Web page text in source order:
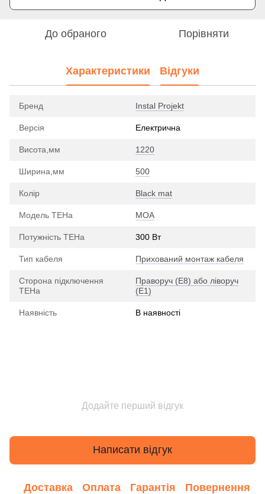
До обраного Порівняти
Характеристики Відгуки
Бренд Instal Projekt
Версія Електрична
Висота,мм 1220
Ширина,мм 500
Колір Black mat
Модель ТЕНа MOA
Потужність ТЕНа 300 Вт
Тип кабеля Прихований монтаж кабеля
Сторона підключення
ТЕНа
Праворуч (E8) або ліворуч
(E1)
Наявність В наявності
Додайте перший відгук
Написати відгук
Доставка Оплата Гарантія Повернення